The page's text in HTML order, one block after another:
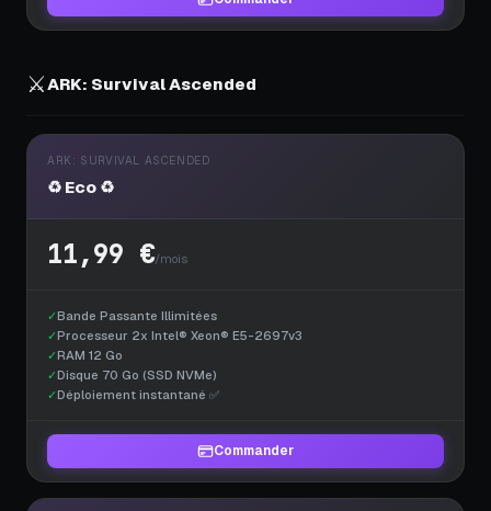
⚔️ARK: Survival Ascended
ARK: SURVIVAL ASCENDED
♻️ Eco ♻️
11,99 €/mois
✓Bande Passante Illimitées
✓Processeur 2x Intel® Xeon® E5-2697v3
✓RAM 12 Go
✓Disque 70 Go (SSD NVMe)
✓Déploiement instantané ✅
Commander